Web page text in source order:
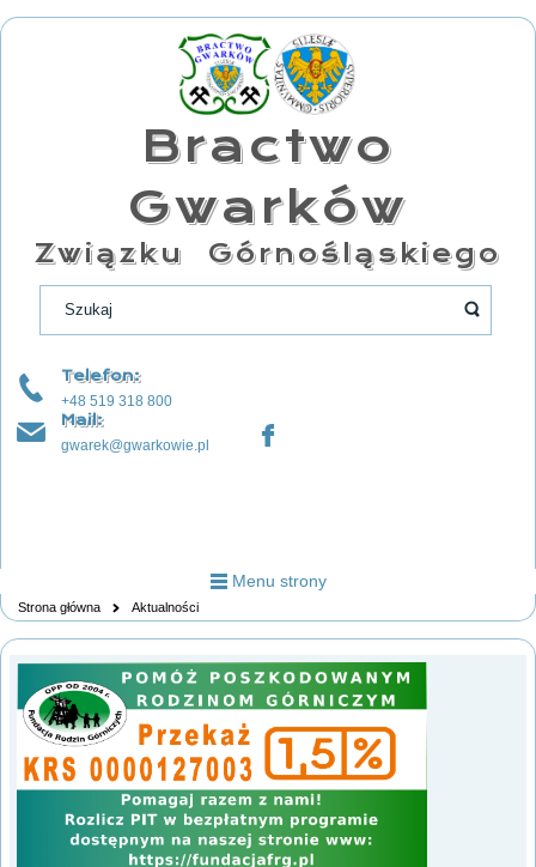
Bractwo
Gwarków
Związku Górnośląskiego
Telefon:
+48 519 318 800
Mail:
gwarek@gwarkowie.pl
Menu strony
Strona główna Aktualności